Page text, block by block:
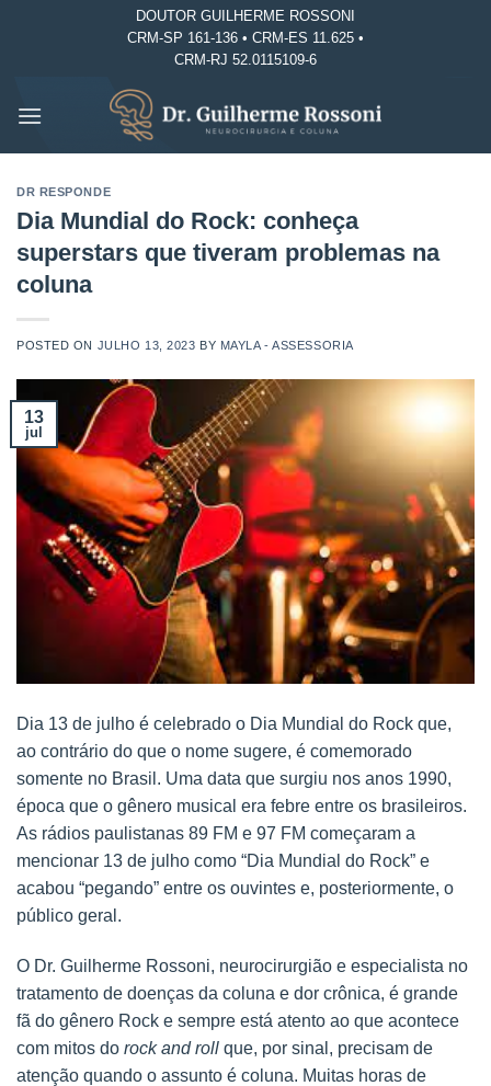
DOUTOR GUILHERME ROSSONI
CRM-SP 161-136 • CRM-ES 11.625 •
CRM-RJ 52.0115109-6
DR RESPONDE
Dia Mundial do Rock: conheça
superstars que tiveram problemas na
coluna
POSTED ON JULHO 13, 2023 BY MAYLA - ASSESSORIA
13
jul
Dia 13 de julho é celebrado o Dia Mundial do Rock que,
ao contrário do que o nome sugere, é comemorado
somente no Brasil. Uma data que surgiu nos anos 1990,
época que o gênero musical era febre entre os brasileiros.
As rádios paulistanas 89 FM e 97 FM começaram a
mencionar 13 de julho como “Dia Mundial do Rock” e
acabou “pegando” entre os ouvintes e, posteriormente, o
público geral.
O Dr. Guilherme Rossoni, neurocirurgião e especialista no
tratamento de doenças da coluna e dor crônica, é grande
fã do gênero Rock e sempre está atento ao que acontece
com mitos do rock and roll que, por sinal, precisam de
atenção quando o assunto é coluna. Muitas horas de